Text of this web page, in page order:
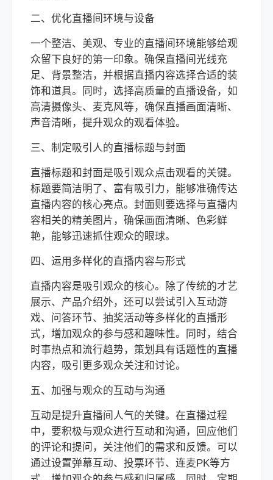
二、优化直播间环境与设备
一个整洁、美观、专业的直播间环境能够给观
众留下良好的第一印象。确保直播间光线充
足、背景整洁，并根据直播内容选择合适的装
饰和道具。同时，选择高质量的直播设备，如
高清摄像头、麦克风等，确保直播画面清晰、
声音清晰，提升观众的观看体验。
三、制定吸引人的直播标题与封面
直播标题和封面是吸引观众点击观看的关键。
标题要简洁明了、富有吸引力，能够准确传达
直播内容的核心亮点。封面则要选择与直播内
容相关的精美图片，确保画面清晰、色彩鲜
艳，能够迅速抓住观众的眼球。
四、运用多样化的直播内容与形式
直播内容是吸引观众的核心。除了传统的才艺
展示、产品介绍外，还可以尝试引入互动游
戏、问答环节、抽奖活动等多样化的直播形
式，增加观众的参与感和趣味性。同时，结合
时事热点和流行趋势，策划具有话题性的直播
内容，吸引更多观众关注和讨论。
五、加强与观众的互动与沟通
互动是提升直播间人气的关键。在直播过程
中，要积极与观众进行互动和沟通，回应他们
的评论和提问，关注他们的需求和反馈。可以
通过设置弹幕互动、投票环节、连麦PK等方